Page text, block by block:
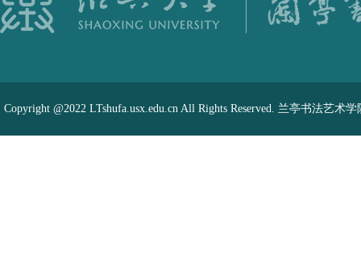
Copyright @2022 LTshufa.usx.edu.cn All Rights Reserved. 兰亭书法艺术